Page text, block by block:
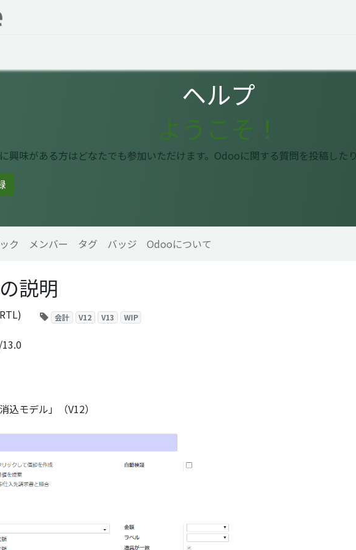
ヘルプ
ようこそ！
興味がある方はどなたでも参加いただけます。Odooに関する質問を投稿した
ク メンバー タグ バッジ Odooについて
説明
会計 V12 V13 WIP
込モデル」（V12）